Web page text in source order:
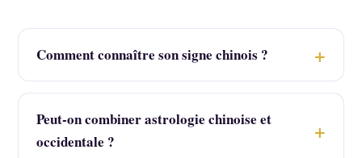
Comment connaître son signe chinois ?
Peut-on combiner astrologie chinoise et
occidentale ?